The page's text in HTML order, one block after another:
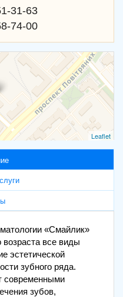
31-63
74-00
Leaflet
«Смайлик»
возраста все виды
эстетической
зубного ряда.
современными
зубов,